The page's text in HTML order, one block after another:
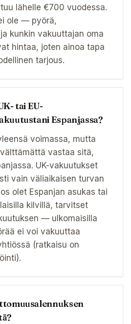
lähelle €700 vuodessa.
ole — pyörä,
kunkin vakuuttajan oma
hintaa, joten ainoa tapa
tarjous.
tai EU-
Espanjassa?
voimassa, mutta
vastaa sitä,
UK-vakuutukset
vain väliaikaisen turvan
olet Espanjan asukas tai
kilvillä, tarvitset
— ulkomaisilla
ei voi vakuuttaa
(ratkaisu on